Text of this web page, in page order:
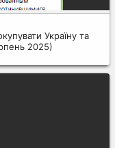
Україну та
2025)